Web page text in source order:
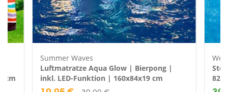
cm
Summer Waves
Luftmatratze Aqua Glow | Bierpong |
inkl. LED-Funktion | 160x84x19 cm